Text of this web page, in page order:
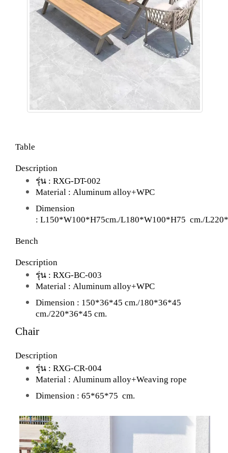
Table
Description
รุ่น : RXG-DT-002
Material : Aluminum alloy+WPC
Dimension
: L150*W100*H75cm./L180*W100*H75 cm./
Bench
Description
รุ่น : RXG-BC-003
Material : Aluminum alloy+WPC
Dimension : 150*36*45 cm./180*36*45
cm./220*36*45 cm.
Chair
Description
รุ่น : RXG-CR-004
Material : Aluminum alloy+Weaving rope
Dimension : 65*65*75 cm.